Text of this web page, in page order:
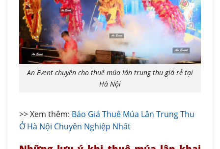
An Event chuyên cho thuê múa lân trung thu giá rẻ tại
Hà Nội
>> Xem thêm: Báo Giá Thuê Múa Lân Trung Thu
Ở Hà Nội Chuyên Nghiệp Nhất